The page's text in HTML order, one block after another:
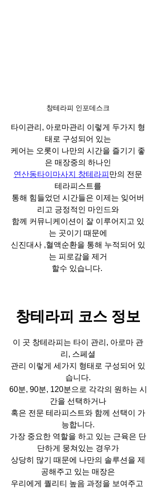
창테라피 인포데스크
타이관리, 아로마관리 이렇게 두가지 형
태로 구성되어 있는
케어는 오롯이 나만의 시간을 즐기기 좋
은 매장중의 하나인
연산동타이마사지 창테라피 만의 전문
테라피스트를
통해 힘들었던 시간들은 이제는 잊어버
리고 긍정적인 마인드와
함께 커뮤니케이션이 잘 이루어지고 있
는 곳이기 때문에
신진대사 ,혈액순환을 통해 누적되어 있
는 피로감을 제거
할수 있습니다.
창테라피 코스 정보
이 곳 창테라피는 타이 관리, 아로마 관
리, 스페셜
관리 이렇게 세가지 형태로 구성되어 있
습니다.
60분, 90분, 120분으로 각각의 원하는 시
간을 선택하거나
혹은 전문 테라피스트와 함께 선택이 가
능합니다.
가장 중요한 역할을 하고 있는 근육은 단
단하게 뭉쳐있는 경우가
상당히 많기 때문에 나만의 솔루션을 제
공해주고 있는 매장은
우리에게 퀄리티 높음 과정을 보여주고